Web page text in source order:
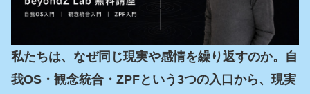
私たちは、なぜ同じ現実や感情を繰り返すのか。自
我OS・観念統合・ZPFという3つの入口から、現実